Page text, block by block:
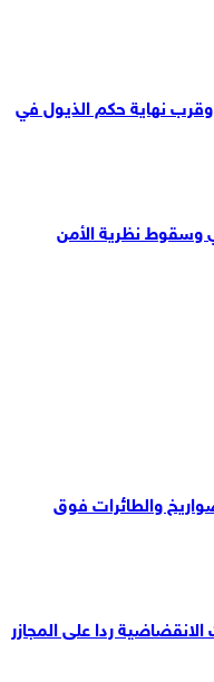
نهاية حكم الذيول في
وسقوط نظرية الأمن
والطائرات فوق
ردا على المجازر